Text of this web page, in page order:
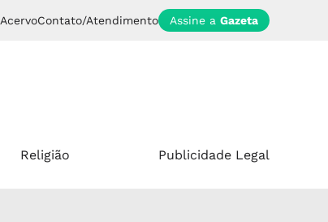
AcervoContato/Atendimento Assine a Gazeta
Religião Publicidade Legal